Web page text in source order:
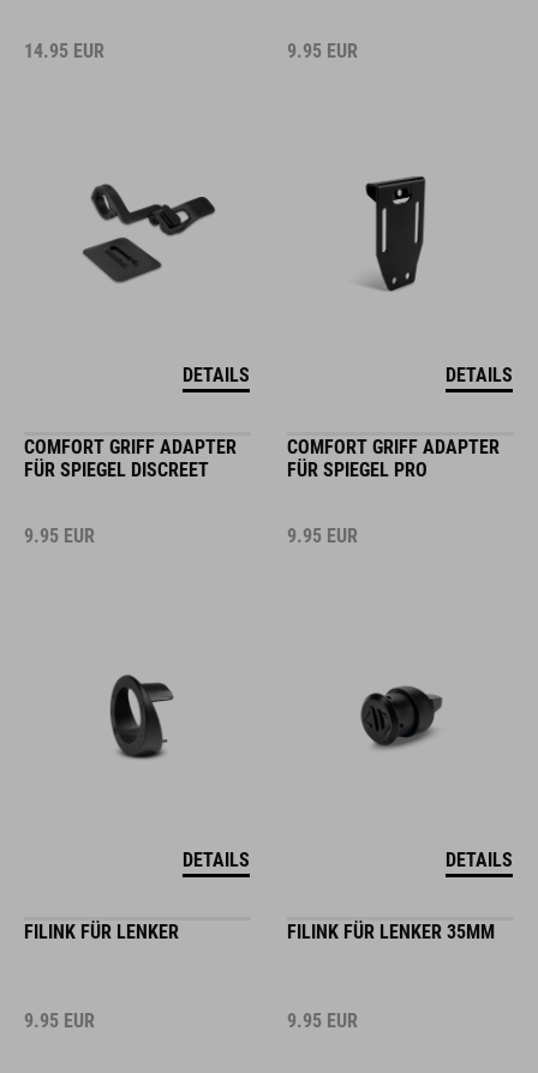
14.95 EUR
DETAILS
9.95 EUR
DETAILS
COMFORT GRIFF ADAPTER
FÜR SPIEGEL DISCREET
9.95 EUR
DETAILS
COMFORT GRIFF ADAPTER
FÜR SPIEGEL PRO
9.95 EUR
DETAILS
FILINK FÜR LENKER
9.95 EUR
FILINK FÜR LENKER 35MM
9.95 EUR